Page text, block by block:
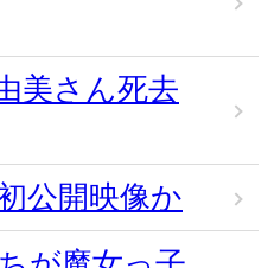
美さん死去
公開映像か